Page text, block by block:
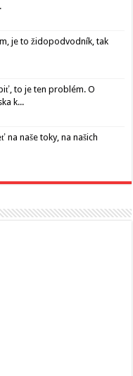
je to židopodvodník, tak
to je ten problém. O
k...
na naše toky, na našich